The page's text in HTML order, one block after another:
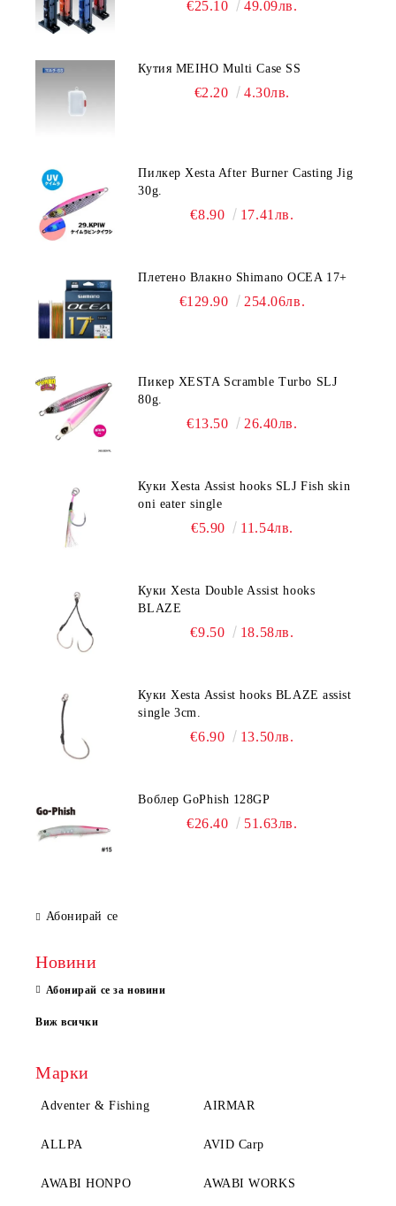
€25.10 49.09лв.
Кутия MEIHO Multi Case SS
€2.20 4.30лв.
Пилкер Xesta After Burner Casting Jig
30g.
€8.90 17.41лв.
Плетено Влакно Shimano OCEA 17+
€129.90 254.06лв.
Пикер XESTA Scramble Turbo SLJ
80g.
€13.50 26.40лв.
Куки Xesta Assist hooks SLJ Fish skin
oni eater single
€5.90 11.54лв.
Куки Xesta Double Assist hooks
BLAZE
€9.50 18.58лв.
Куки Xesta Assist hooks BLAZE assist
single 3cm.
€6.90 13.50лв.
Воблер GoPhish 128GP
€26.40 51.63лв.
Абонирай се
Новини
Абонирай се за новини
Виж всички
Марки
Adventer & Fishing AIRMAR
ALLPA AVID Carp
AWABI HONPO AWABI WORKS